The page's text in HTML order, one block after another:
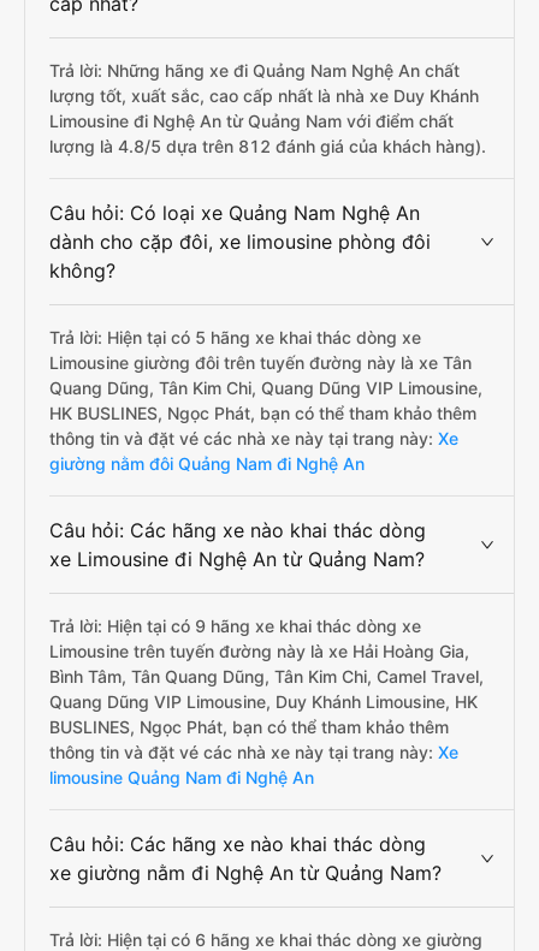
Trả lời: Những hãng xe đi Quảng Nam Nghệ An chất
lượng tốt, xuất sắc, cao cấp nhất là nhà xe Duy Khánh
Limousine đi Nghệ An từ Quảng Nam với điểm chất
lượng là 4.8/5 dựa trên 812 đánh giá của khách hàng).
Câu hỏi: Có loại xe Quảng Nam Nghệ An
dành cho cặp đôi, xe limousine phòng đôi
không?
Trả lời: Hiện tại có 5 hãng xe khai thác dòng xe
Limousine giường đôi trên tuyến đường này là xe Tân
Quang Dũng, Tân Kim Chi, Quang Dũng VIP Limousine,
HK BUSLINES, Ngọc Phát, bạn có thể tham khảo thêm
thông tin và đặt vé các nhà xe này tại trang này: Xe
giường nằm đôi Quảng Nam đi Nghệ An
Câu hỏi: Các hãng xe nào khai thác dòng
xe Limousine đi Nghệ An từ Quảng Nam?
Trả lời: Hiện tại có 9 hãng xe khai thác dòng xe
Limousine trên tuyến đường này là xe Hải Hoàng Gia,
Bình Tâm, Tân Quang Dũng, Tân Kim Chi, Camel Travel,
Quang Dũng VIP Limousine, Duy Khánh Limousine, HK
BUSLINES, Ngọc Phát, bạn có thể tham khảo thêm
thông tin và đặt vé các nhà xe này tại trang này: Xe
limousine Quảng Nam đi Nghệ An
Câu hỏi: Các hãng xe nào khai thác dòng
xe giường nằm đi Nghệ An từ Quảng Nam?
Trả lời: Hiện tại có 6 hãng xe khai thác dòng xe giường